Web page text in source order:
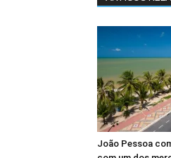
João Pessoa